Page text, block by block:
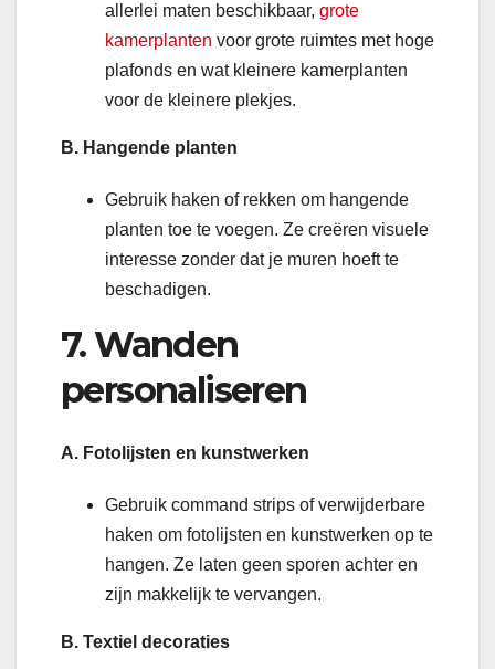
allerlei maten beschikbaar, grote
kamerplanten voor grote ruimtes met hoge
plafonds en wat kleinere kamerplanten
voor de kleinere plekjes.
B. Hangende planten
Gebruik haken of rekken om hangende
planten toe te voegen. Ze creëren visuele
interesse zonder dat je muren hoeft te
beschadigen.
7. Wanden
personaliseren
A. Fotolijsten en kunstwerken
Gebruik command strips of verwijderbare
haken om fotolijsten en kunstwerken op te
hangen. Ze laten geen sporen achter en
zijn makkelijk te vervangen.
B. Textiel decoraties